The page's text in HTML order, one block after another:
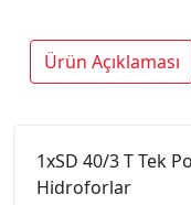
Ürün Açıklaması
1xSD 40/3 T Tek
Hidroforlar